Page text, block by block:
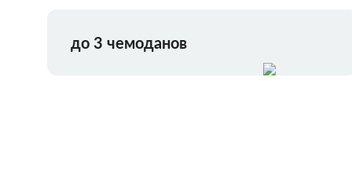
до 3 чемоданов